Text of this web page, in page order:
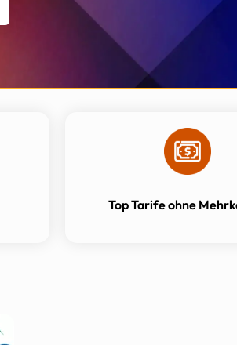
Top Tarife ohne